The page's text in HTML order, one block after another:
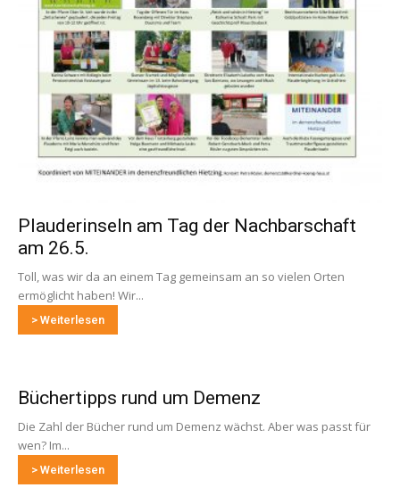
Plauderinseln am Tag der Nachbarschaft
am 26.5.
Toll, was wir da an einem Tag gemeinsam an so vielen Orten
ermöglicht haben! Wir...
> Weiterlesen
Büchertipps rund um Demenz
Die Zahl der Bücher rund um Demenz wächst. Aber was passt für
wen? Im...
> Weiterlesen